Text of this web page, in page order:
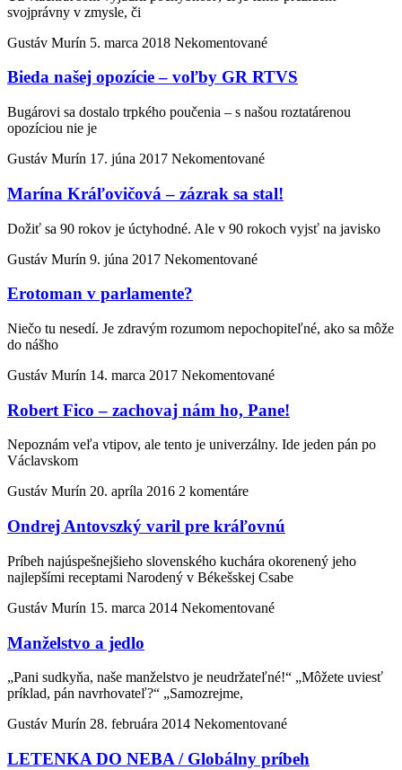
svojprávny v zmysle, či
Gustáv Murín 5. marca 2018 Nekomentované
Bieda našej opozície – voľby GR RTVS
Bugárovi sa dostalo trpkého poučenia – s našou roztatárenou
opozíciou nie je
Gustáv Murín 17. júna 2017 Nekomentované
Marína Kráľovičová – zázrak sa stal!
Dožiť sa 90 rokov je úctyhodné. Ale v 90 rokoch vyjsť na javisko
Gustáv Murín 9. júna 2017 Nekomentované
Erotoman v parlamente?
Niečo tu nesedí. Je zdravým rozumom nepochopiteľné, ako sa môže
do nášho
Gustáv Murín 14. marca 2017 Nekomentované
Robert Fico – zachovaj nám ho, Pane!
Nepoznám veľa vtipov, ale tento je univerzálny. Ide jeden pán po
Václavskom
Gustáv Murín 20. apríla 2016 2 komentáre
Ondrej Antovszký varil pre kráľovnú
Príbeh najúspešnejšieho slovenského kuchára okorenený jeho
najlepšími receptami Narodený v Békešskej Csabe
Gustáv Murín 15. marca 2014 Nekomentované
Manželstvo a jedlo
„Pani sudkyňa, naše manželstvo je neudržateľné!“ „Môžete uviesť
príklad, pán navrhovateľ?“ „Samozrejme,
Gustáv Murín 28. februára 2014 Nekomentované
LETENKA DO NEBA / Globálny príbeh